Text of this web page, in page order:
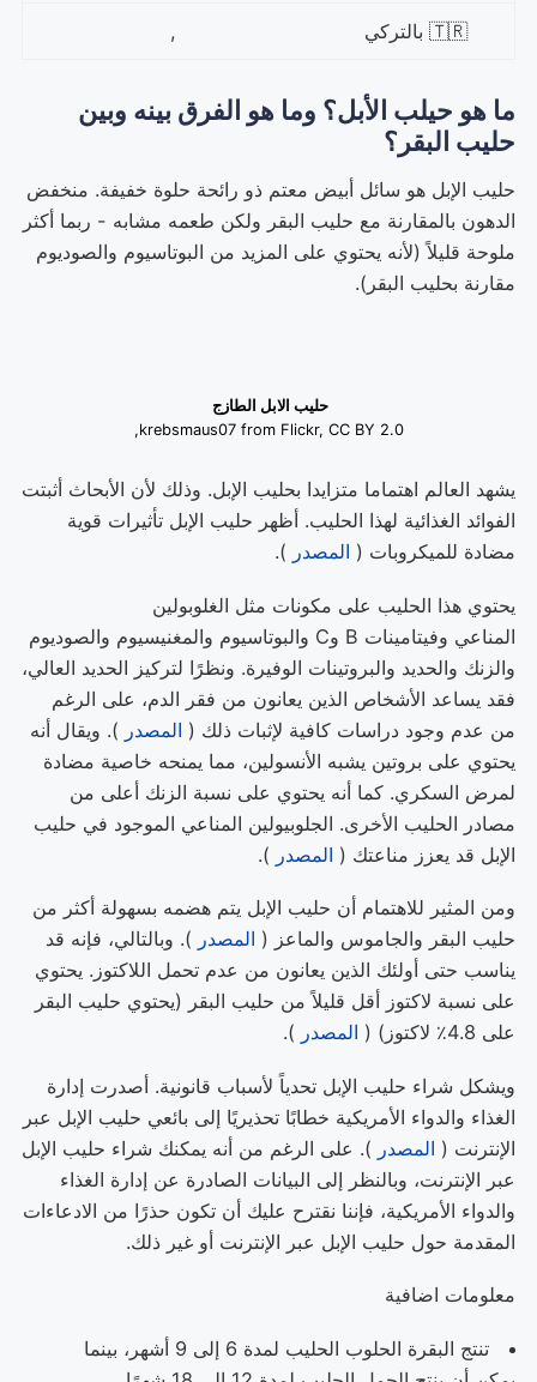
🇹🇷 بالتركي ,
ما هو حيلب الأبل؟ وما هو الفرق بينه وبين
حليب البقر؟
حليب الإبل هو سائل أبيض معتم ذو رائحة حلوة خفيفة. منخفض
الدهون بالمقارنة مع حليب البقر ولكن طعمه مشابه - ربما أكثر
ملوحة قليلاً (لأنه يحتوي على المزيد من البوتاسيوم والصوديوم
مقارنة بحليب البقر).
حليب الابل الطازج
krebsmaus07 from Flickr, CC BY 2.0,
يشهد العالم اهتماما متزايدا بحليب الإبل. وذلك لأن الأبحاث أثبتت
الفوائد الغذائية لهذا الحليب. أظهر حليب الإبل تأثيرات قوية
مضادة للميكروبات ( المصدر ).
يحتوي هذا الحليب على مكونات مثل الغلوبولين
المناعي وفيتامينات B وC والبوتاسيوم والمغنيسيوم والصوديوم
والزنك والحديد والبروتينات الوفيرة. ونظرًا لتركيز الحديد العالي،
فقد يساعد الأشخاص الذين يعانون من فقر الدم، على الرغم
من عدم وجود دراسات كافية لإثبات ذلك ( المصدر ). ويقال أنه
يحتوي على بروتين يشبه الأنسولين، مما يمنحه خاصية مضادة
لمرض السكري. كما أنه يحتوي على نسبة الزنك أعلى من
مصادر الحليب الأخرى. الجلوبيولين المناعي الموجود في حليب
الإبل قد يعزز مناعتك ( المصدر ).
ومن المثير للاهتمام أن حليب الإبل يتم هضمه بسهولة أكثر من
حليب البقر والجاموس والماعز ( المصدر ). وبالتالي، فإنه قد
يناسب حتى أولئك الذين يعانون من عدم تحمل اللاكتوز. يحتوي
على نسبة لاكتوز أقل قليلاً من حليب البقر (يحتوي حليب البقر
على 4.8٪ لاكتوز) (
المصدر ).
ويشكل شراء حليب الإبل تحدياً لأسباب قانونية. أصدرت إدارة
الغذاء والدواء الأمريكية خطابًا تحذيريًا إلى بائعي حليب الإبل عبر
الإنترنت ( المصدر ). على الرغم من أنه يمكنك شراء حليب الإبل
عبر الإنترنت، وبالنظر إلى البيانات الصادرة عن إدارة الغذاء
والدواء الأمريكية، فإننا نقترح عليك أن تكون حذرًا من الادعاءات
المقدمة حول حليب الإبل عبر الإنترنت أو غير ذلك.
معلومات اضافية
تنتج البقرة الحلوب الحليب لمدة 6 إلى 9 أشهر، بينما